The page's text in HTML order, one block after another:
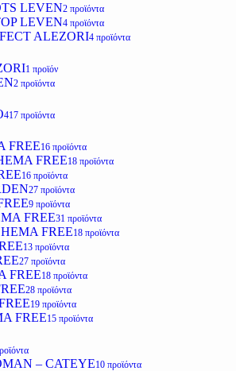
LEVEN2 προϊόντα
LEVEN4 προϊόντα
ALEZORI4 προϊόντα
1 προϊόν
2 προϊόντα
417 προϊόντα
FREE16 προϊόντα
FREE18 προϊόντα
16 προϊόντα
27 προϊόντα
9 προϊόντα
FREE31 προϊόντα
FREE18 προϊόντα
13 προϊόντα
27 προϊόντα
FREE18 προϊόντα
28 προϊόντα
19 προϊόντα
FREE15 προϊόντα
– CATEYE10 προϊόντα